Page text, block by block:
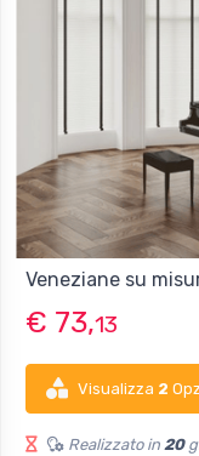
Veneziane su
€ 73,13
Visualizza 2
Realizzato in 20